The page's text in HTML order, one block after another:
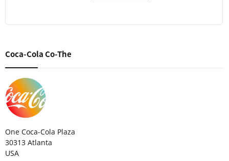
Coca-Cola Co-The
One Coca-Cola Plaza
30313 Atlanta
USA